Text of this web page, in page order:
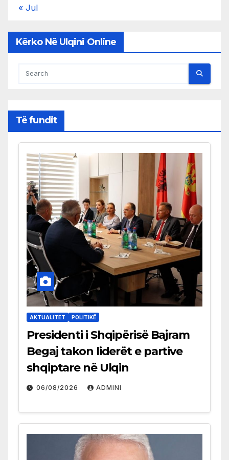
« Jul
Kërko Në Ulqini Online
Të fundit
AKTUALITET POLITIKË
Presidenti i Shqipërisë Bajram
Begaj takon liderët e partive
shqiptare në Ulqin
06/08/2026 ADMINI